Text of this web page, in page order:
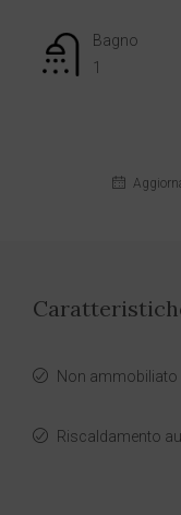
Bagno
1
Non ammobiliato
Riscaldamento